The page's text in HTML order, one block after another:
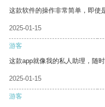
这款软件的操作非常简单，即使
2025-01-15
游客
这款app就像我的私人助理，随
2025-01-15
游客